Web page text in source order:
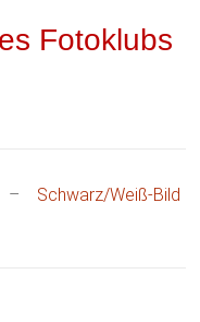
Fotoklubs
– Schwarz/Weiß-Bild